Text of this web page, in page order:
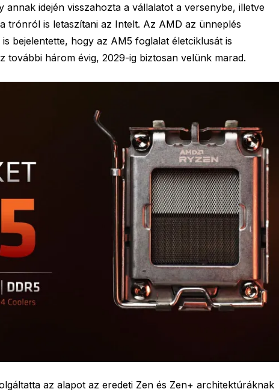
annak idején visszahozta a vállalatot a versenybe, illetve
trónról is letaszítani az Intelt. Az AMD az ünneplés
bejelentette, hogy az AM5 foglalat életciklusát is
további három évig, 2029-ig biztosan velünk marad.
az alapot az eredeti Zen és Zen+ architektúráknak